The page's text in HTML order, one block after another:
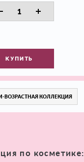
КУПИТЬ
ВОЗРАСТНАЯ КОЛЛЕКЦИЯ
по косметике: